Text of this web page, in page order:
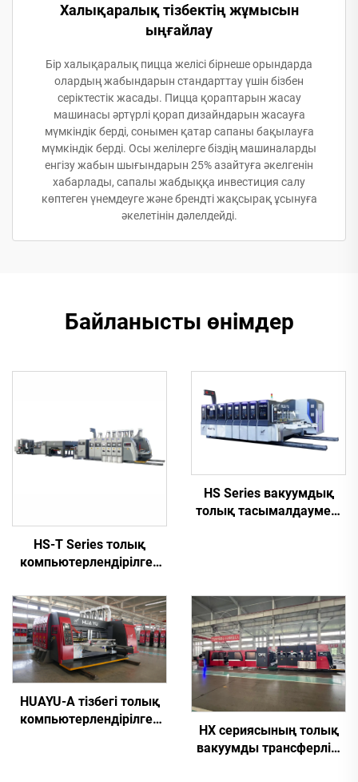
Халықаралық тізбектің жұмысын
ыңғайлау
Бір халықаралық пицца желісі бірнеше орындарда
олардың жабындарын стандарттау үшін бізбен
серіктестік жасады. Пицца қораптарын жасау
машинасы әртүрлі қорап дизайндарын жасауға
мүмкіндік берді, сонымен қатар сапаны бақылауға
мүмкіндік берді. Осы желілерге біздің машиналарды
енгізу жабын шығындарын 25% азайтуға әкелгенін
хабарлады, сапалы жабдыққа инвестиция салу
көптеген үнемдеуге және брендті жақсырақ ұсынуға
әкелетінін дәлелдейді.
Байланысты өнімдер
HS-T Series толық
компьютерлендірілген
басып шығару, желімдеу
және автоматты түрде
байлап тастау (кіші
қораптар үшін)
HS Series вакуумдық
толық тасымалдаумен,
болатын және қиып
түрлендіру (вакуумдық
тасымалдау арқылы
жоғарғы басып шығару)
HUAYU-A тізбегі толық
компьютерлендірілген
HX сериясының толық
вакуумды трансферлік,